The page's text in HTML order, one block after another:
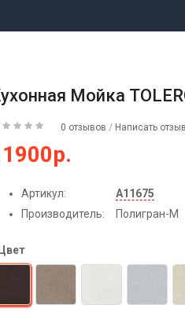
Мойка
0 отзывов / Написать отзыв
Артикул:
А11675
Производитель:
Полигран-М
Цвет